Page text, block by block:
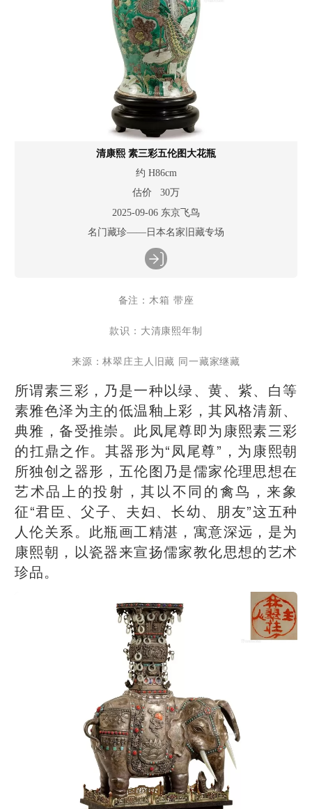
清康熙 素三彩五伦图大花瓶
约 H86cm
估价 30万
2025-09-06 东京飞鸟
名门藏珍——日本名家旧藏专场
备注：木箱 带座
款识：大清康熙年制
来源：林翠庄主人旧藏 同一藏家继藏
所谓素三彩，乃是一种以绿、黄、紫、白等
素雅色泽为主的低温釉上彩，其风格清新、
典雅，备受推崇。此凤尾尊即为康熙素三彩
的扛鼎之作。其器形为“凤尾尊”，为康熙朝
所独创之器形，五伦图乃是儒家伦理思想在
艺术品上的投射，其以不同的禽鸟，来象
征“君臣、父子、夫妇、长幼、朋友”这五种
人伦关系。此瓶画工精湛，寓意深远，是为
康熙朝，以瓷器来宣扬儒家教化思想的艺术
珍品。